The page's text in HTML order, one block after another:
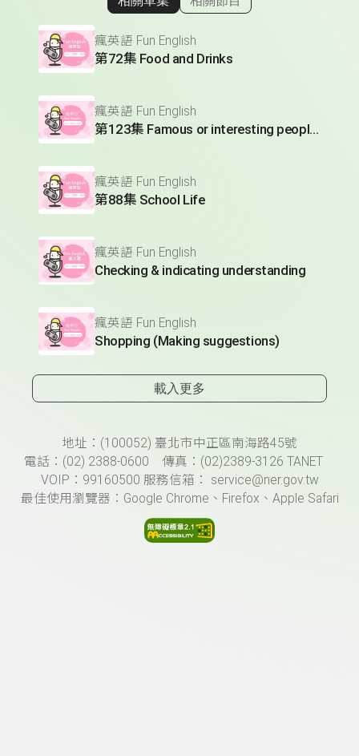
顯示相關單集
瘋英語 Fun English
第72集 Food and Drinks
瘋英語 Fun English
第123集 Famous or interesting people (Making compliments)
瘋英語 Fun English
第88集 School Life
瘋英語 Fun English
Checking & indicating understanding
瘋英語 Fun English
Shopping (Making suggestions)
載入更多
頁尾資訊地址：(100052) 臺北市中正區南海路45號
電話：(02) 2388-0600 傳真：(02)2389-3126 TANET
VOIP：99160500 服務信箱： service@ner.gov.tw
最佳使用瀏覽器：Google Chrome、Firefox、Apple Safari